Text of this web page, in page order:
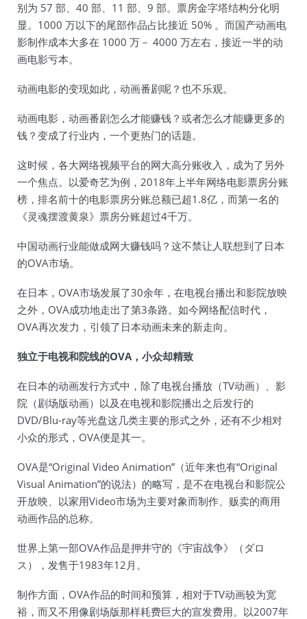
别为 57 部、40 部、11 部、9 部。票房金字塔结构分化明
显。1000 万以下的尾部作品占比接近 50% 。而国产动画电
影制作成本大多在 1000 万－ 4000 万左右，接近一半的动
画电影亏本。
动画电影的变现如此，动画番剧呢？也不乐观。
动画电影，动画番剧怎么才能赚钱？或者怎么才能赚更多的
钱？变成了行业内，一个更热门的话题。
这时候，各大网络视频平台的网大高分账收入，成为了另外
一个焦点。以爱奇艺为例，2018年上半年网络电影票房分账
榜，排名前十的电影票房分账总额已超1.8亿，而第一名的
《灵魂摆渡黄泉》票房分账超过4千万。
中国动画行业能做成网大赚钱吗？这不禁让人联想到了日本
的OVA市场。
在日本，OVA市场发展了30余年，在电视台播出和影院放映
之外，OVA成功地走出了第3条路。如今网络配信时代，
OVA再次发力，引领了日本动画未来的新走向。
独立于电视和院线的OVA，小众却精致
在日本的动画发行方式中，除了电视台播放（TV动画）、影
院（剧场版动画）以及在电视和影院播出之后发行的
DVD/Blu-ray等光盘这几类主要的形式之外，还有不少相对
小众的形式，OVA便是其一。
OVA是“Original Video Animation”（近年来也有“Original
Visual Animation”的说法）的略写，是不在电视台和影院公
开放映、以家用Video市场为主要对象而制作、贩卖的商用
动画作品的总称。
世界上第一部OVA作品是押井守的《宇宙战争》（ダロ
ス），发售于1983年12月。
制作方面，OVA作品的时间和预算，相对于TV动画较为宽
裕，而又不用像剧场版那样耗费巨大的宣发费用。以2007年